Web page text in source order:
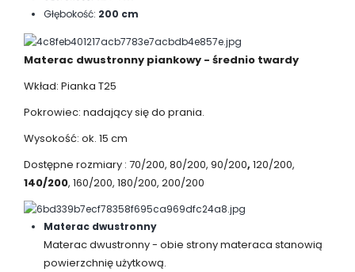
Głębokość: 200 cm
Materac dwustronny piankowy - średnio twardy
Wkład: Pianka T25
Pokrowiec: nadający się do prania.
Wysokość: ok. 15 cm
Dostępne rozmiary : 70/200, 80/200, 90/200, 120/200,
140/200, 160/200, 180/200, 200/200
Materac dwustronny
Materac dwustronny - obie strony materaca stanowią
powierzchnię użytkową.